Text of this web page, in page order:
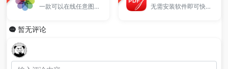
一款可以在线任意图片格式转Base64 DataUrl编码工具 无需安装软件即可快速减小PDF体积。
暂无评论